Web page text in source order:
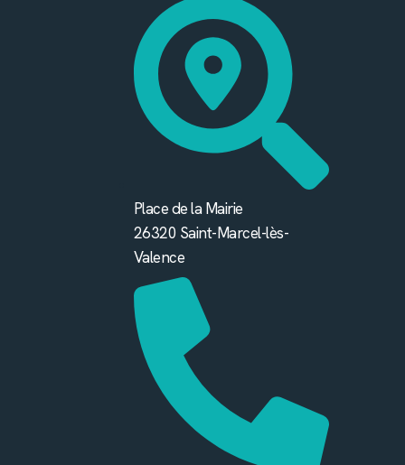
Place de la Mairie
26320 Saint-Marcel-lès-
Valence